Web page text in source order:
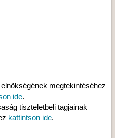
megtekintéséhez
ide.
tiszteletbeli tagjainak
kattintson ide.